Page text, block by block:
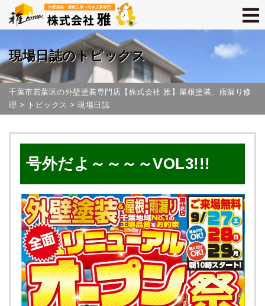
現場日誌のトピックス
千葉市若葉区の外壁塗装専門店【株式会社 雅】屋根塗装、雨漏り修
理 > トピックス > 現場日誌
号外だよ～～～～VOL3!!!